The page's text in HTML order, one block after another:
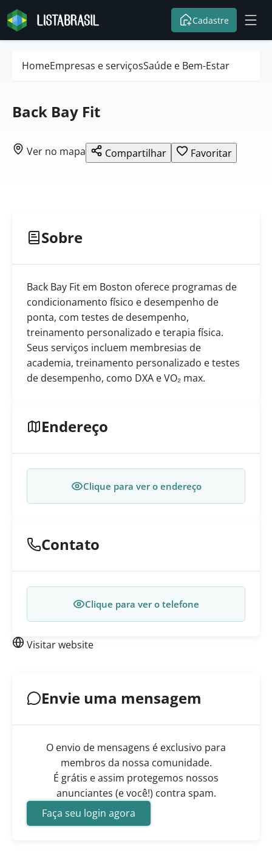
Cadastre
HomeEmpresas e serviçosSaúde e Bem-Estar
Back Bay Fit
Ver no mapa Compartilhar Favoritar
Sobre
Back Bay Fit em Boston oferece programas de
condicionamento físico e desempenho de
ponta, com testes de desempenho,
treinamento personalizado e terapia física.
Seus serviços incluem membresias de
academia, treinamento personalizado e testes
de desempenho, como DXA e VO₂ max.
Endereço
Clique para ver o endereço
Contato
Clique para ver o telefone
Visitar website
Envie uma mensagem
O envio de mensagens é exclusivo para
membros da nossa comunidade.
É grátis e assim protegemos nossos
anunciantes (e você!) contra spam.
Faça seu login agora